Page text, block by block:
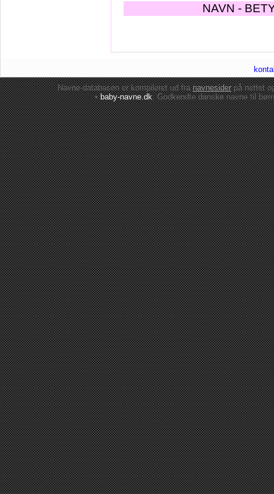
NAVN -
Navne-databasen er kompileret ud franavnesiderpå nettet
•baby-navne.dk: Godkendte danskenavne til børn